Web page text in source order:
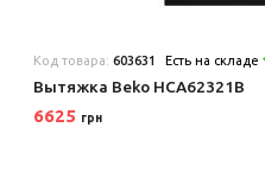
Код товара:603631 Есть на складе
Вытяжка Beko HCA62321B
6625 грн